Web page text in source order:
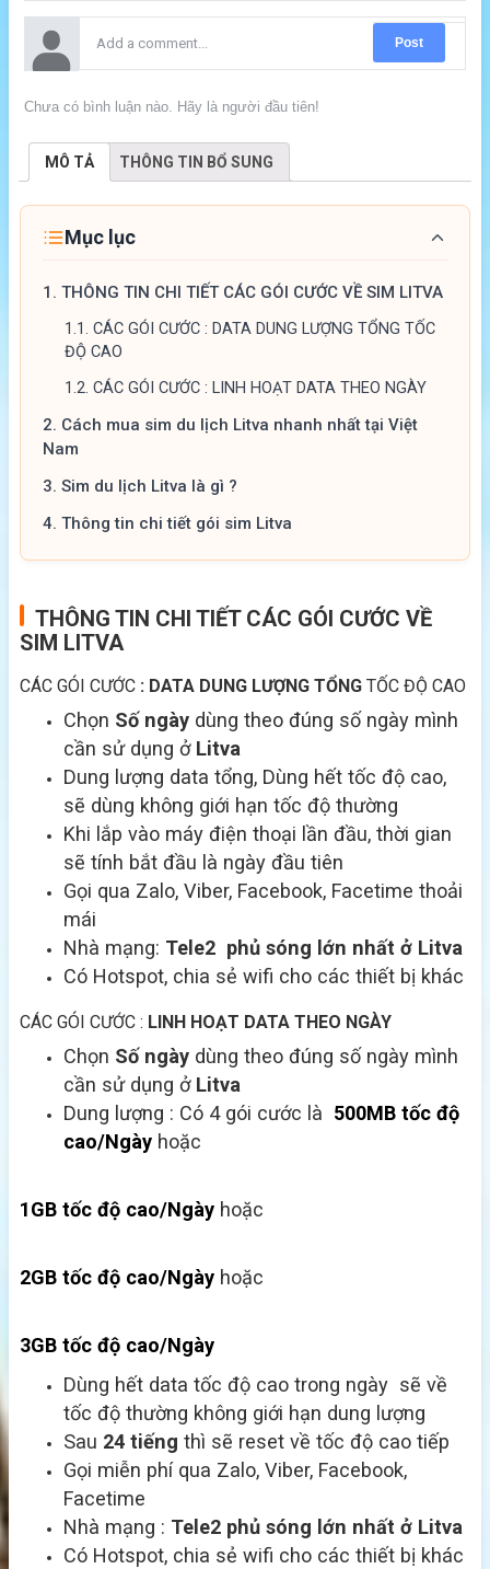
Post
Chưa có bình luận nào. Hãy là người đầu tiên!
MÔ TẢ THÔNG TIN BỔ SUNG
Mục lục
1. THÔNG TIN CHI TIẾT CÁC GÓI CƯỚC VỀ SIM LITVA
1.1. CÁC GÓI CƯỚC : DATA DUNG LƯỢNG TỔNG TỐC
ĐỘ CAO
1.2. CÁC GÓI CƯỚC : LINH HOẠT DATA THEO NGÀY
2. Cách mua sim du lịch Litva nhanh nhất tại Việt
Nam
3. Sim du lịch Litva là gì ?
4. Thông tin chi tiết gói sim Litva
THÔNG TIN CHI TIẾT CÁC GÓI CƯỚC VỀ
SIM LITVA
CÁC GÓI CƯỚC : DATA DUNG LƯỢNG TỔNG TỐC ĐỘ CAO
Chọn Số ngày dùng theo đúng số ngày mình
cần sử dụng ở Litva
Dung lượng data tổng, Dùng hết tốc độ cao,
sẽ dùng không giới hạn tốc độ thường
Khi lắp vào máy điện thoại lần đầu, thời gian
sẽ tính bắt đầu là ngày đầu tiên
Gọi qua Zalo, Viber, Facebook, Facetime thoải
mái
Nhà mạng: Tele2 phủ sóng lớn nhất ở Litva
Có Hotspot, chia sẻ wifi cho các thiết bị khác
CÁC GÓI CƯỚC : LINH HOẠT DATA THEO NGÀY
Chọn Số ngày dùng theo đúng số ngày mình
cần sử dụng ở Litva
Dung lượng : Có 4 gói cước là 500MB tốc độ
cao/Ngày hoặc
1GB tốc độ cao/Ngày hoặc
2GB tốc độ cao/Ngày hoặc
3GB tốc độ cao/Ngày
Dùng hết data tốc độ cao trong ngày sẽ về
tốc độ thường không giới hạn dung lượng
Sau 24 tiếng thì sẽ reset về tốc độ cao tiếp
Gọi miễn phí qua Zalo, Viber, Facebook,
Facetime
Nhà mạng : Tele2 phủ sóng lớn nhất ở Litva
Có Hotspot, chia sẻ wifi cho các thiết bị khác